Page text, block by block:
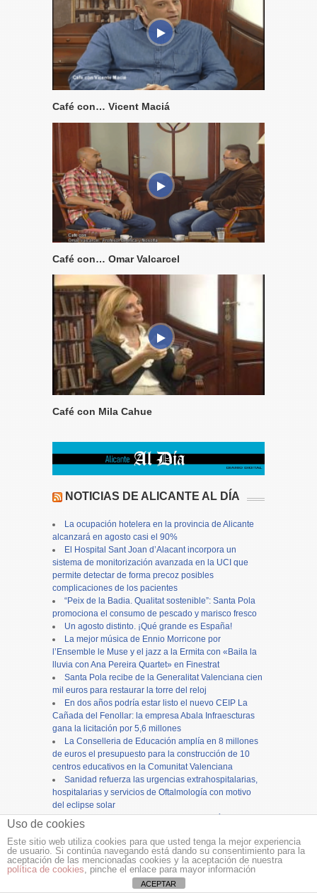
Café con… Vicent Maciá
Café con… Omar Valcarcel
Café con Mila Cahue
NOTICIAS DE ALICANTE AL DÍA
La ocupación hotelera en la provincia de Alicante
alcanzará en agosto casi el 90%
El Hospital Sant Joan d’Alacant incorpora un
sistema de monitorización avanzada en la UCI que
permite detectar de forma precoz posibles
complicaciones de los pacientes
“Peix de la Badia. Qualitat sostenible”: Santa Pola
promociona el consumo de pescado y marisco fresco
Un agosto distinto. ¡Qué grande es España!
La mejor música de Ennio Morricone por
l’Ensemble le Muse y el jazz a la Ermita con «Baila la
lluvia con Ana Pereira Quartet» en Finestrat
Santa Pola recibe de la Generalitat Valenciana cien
mil euros para restaurar la torre del reloj
En dos años podría estar listo el nuevo CEIP La
Cañada del Fenollar: la empresa Abala Infraescturas
gana la licitación por 5,6 millones
La Conselleria de Educación amplía en 8 millones
de euros el presupuesto para la construcción de 10
centros educativos en la Comunitat Valenciana
Sanidad refuerza las urgencias extrahospitalarias,
hospitalarias y servicios de Oftalmología con motivo
del eclipse solar
VOX denuncia el colapso de la concejalía de
Urbanismo en Alicante y reclama más personal para
evitar el bloqueo de inversiones
Copyright ©12tv y12endigital.es
Uso de cookies
Este sitio web utiliza cookies para que usted tenga la mejor experiencia
de usuario. Si continúa navegando está dando su consentimiento para la
aceptación de las mencionadas cookies y la aceptación de nuestra
política de cookies, pinche el enlace para mayor información
ACEPTAR